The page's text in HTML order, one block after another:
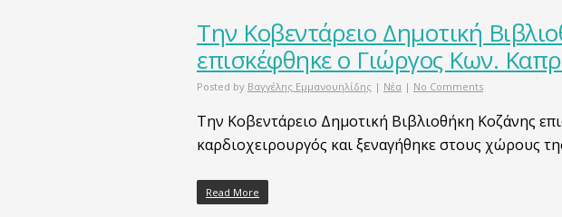
Την Κοβεντάρειο Δημοτική
επισκέφθηκε o Γιώργος Κων.
Posted by Βαγγέλης Εμμανουηλίδης | Νέα | No Comments
Την Κοβεντάρειο Δημοτική Βιβλιοθήκη Κοζάνης
καρδιοχειρουργός και ξεναγήθηκε στους χώρους
Read More